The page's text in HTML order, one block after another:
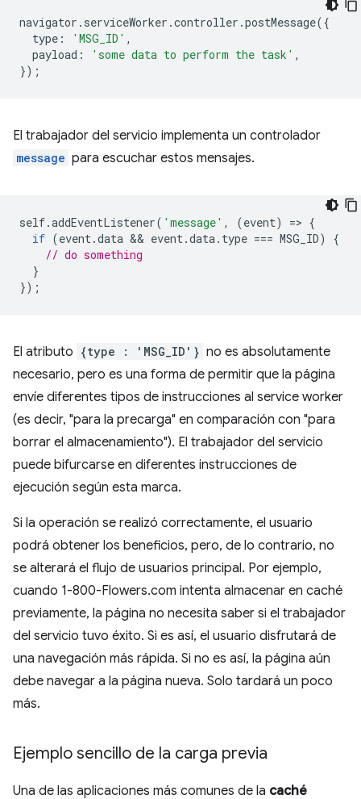
navigator . serviceWorker .controller .postMessage({
type : 'MSG_ID' ,
payload : 'some data to perform the task' ,
});
El trabajador del servicio implementa un controlador
message para escuchar estos mensajes.
self.addEventListener( 'message' , (event) => {
if (event.data && event.data. type === MSG_ID)
{
// do something
}
});
El atributo {type : 'MSG_ID'} no es absolutamente
necesario, pero es una forma de permitir que la página
envíe diferentes tipos de instrucciones al service worker
(es decir, "para la precarga" en comparación con "para
borrar el almacenamiento"). El trabajador del servicio
puede bifurcarse en diferentes instrucciones de
ejecución según esta marca.
Si la operación se realizó correctamente, el usuario
podrá obtener los beneficios, pero, de lo contrario, no
se alterará el flujo de usuarios principal. Por ejemplo,
cuando 1-800-Flowers.com intenta almacenar en caché
previamente, la página no necesita saber si el trabajador
del servicio tuvo éxito. Si es así, el usuario disfrutará de
una navegación más rápida. Si no es así, la página aún
debe navegar a la página nueva. Solo tardará un poco
más.
Ejemplo sencillo de la carga previa
Una de las aplicaciones más comunes de la caché